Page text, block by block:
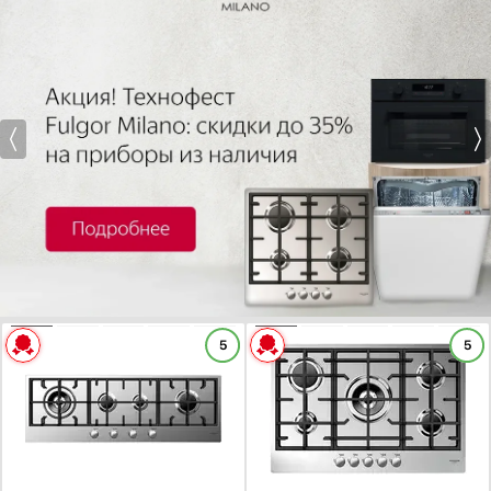
Расположение панели управления
Фронтальное управление
Боковое управление
Обработка края
Без рамки
Рамка Комфорт: скошенный фронт и металлическая рамка по бокам
Показать все
Материал решеток
Нержавеющая сталь
Найдено116товаров
Показать все параметры
ХАРАКТЕРИСТИКИ
Цвет :
нержавеющая сталь
Панель конфорок:
нержавеющая сталь
Общее количество конфорок:
5 ХАРАКТЕРИСТИКИ
Габариты (ВхШхГ), см:
7.5х77х51
нержавеющая сталь
Панель конфорок:
нержавеющая сталь
Общее количество конфорок:
5